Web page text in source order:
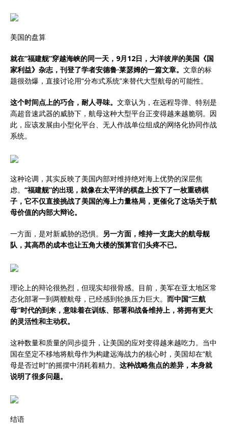
美国的盘算
就在“福建舰”穿越海峡的同一天，9月12日，大洋彼岸的美国《国
家利益》杂志，刊登了学者安德鲁·莱瑟姆的一篇文章。 文章的标
题很劲爆，直接讨论用“分布式系统”来替代大型航母的可能性。
这个时间点上的巧合，耐人寻味。 文章认为，在远程导弹、特别是
高超音速武器的威胁下，航母这种大型平台正变得越来越脆弱。因
此，应该发展由小型化平台、无人作战单位组成的网络化协同作战
系统。
这种论调，其实反映了美国内部对维持绝对海上优势的深层焦
虑。 “福建舰”的出现，就像在太平洋的棋盘上投下了一枚重磅棋
子，它不仅直接挑战了美国的海上力量格局，更催化了这场关于航
母价值的内部大辩论。
一方面，是对新威胁的恐惧。 另一方面，维持一支庞大的航母舰
队，其高昂的成本也让五角大楼的预算官们头疼不已。
理论上的辩论很热烈，但现实却很骨感。目前，美军在亚太地区常
态化部署一到两艘航母，已经感到轮换压力巨大。 而中国“三航
母”时代的到来，意味着在训练、部署和战备维持上，将拥有更大
的灵活性和主动权。
这种数量和质量的同步提升，让美国的应对变得越来越吃力。当中
国在坚定不移地将航母作为构建远海战力的核心时，美国却在“航
母是否过时”的摇摆中消耗着精力。 这种战略焦点的差异，本身就
说明了很多问题。
结语